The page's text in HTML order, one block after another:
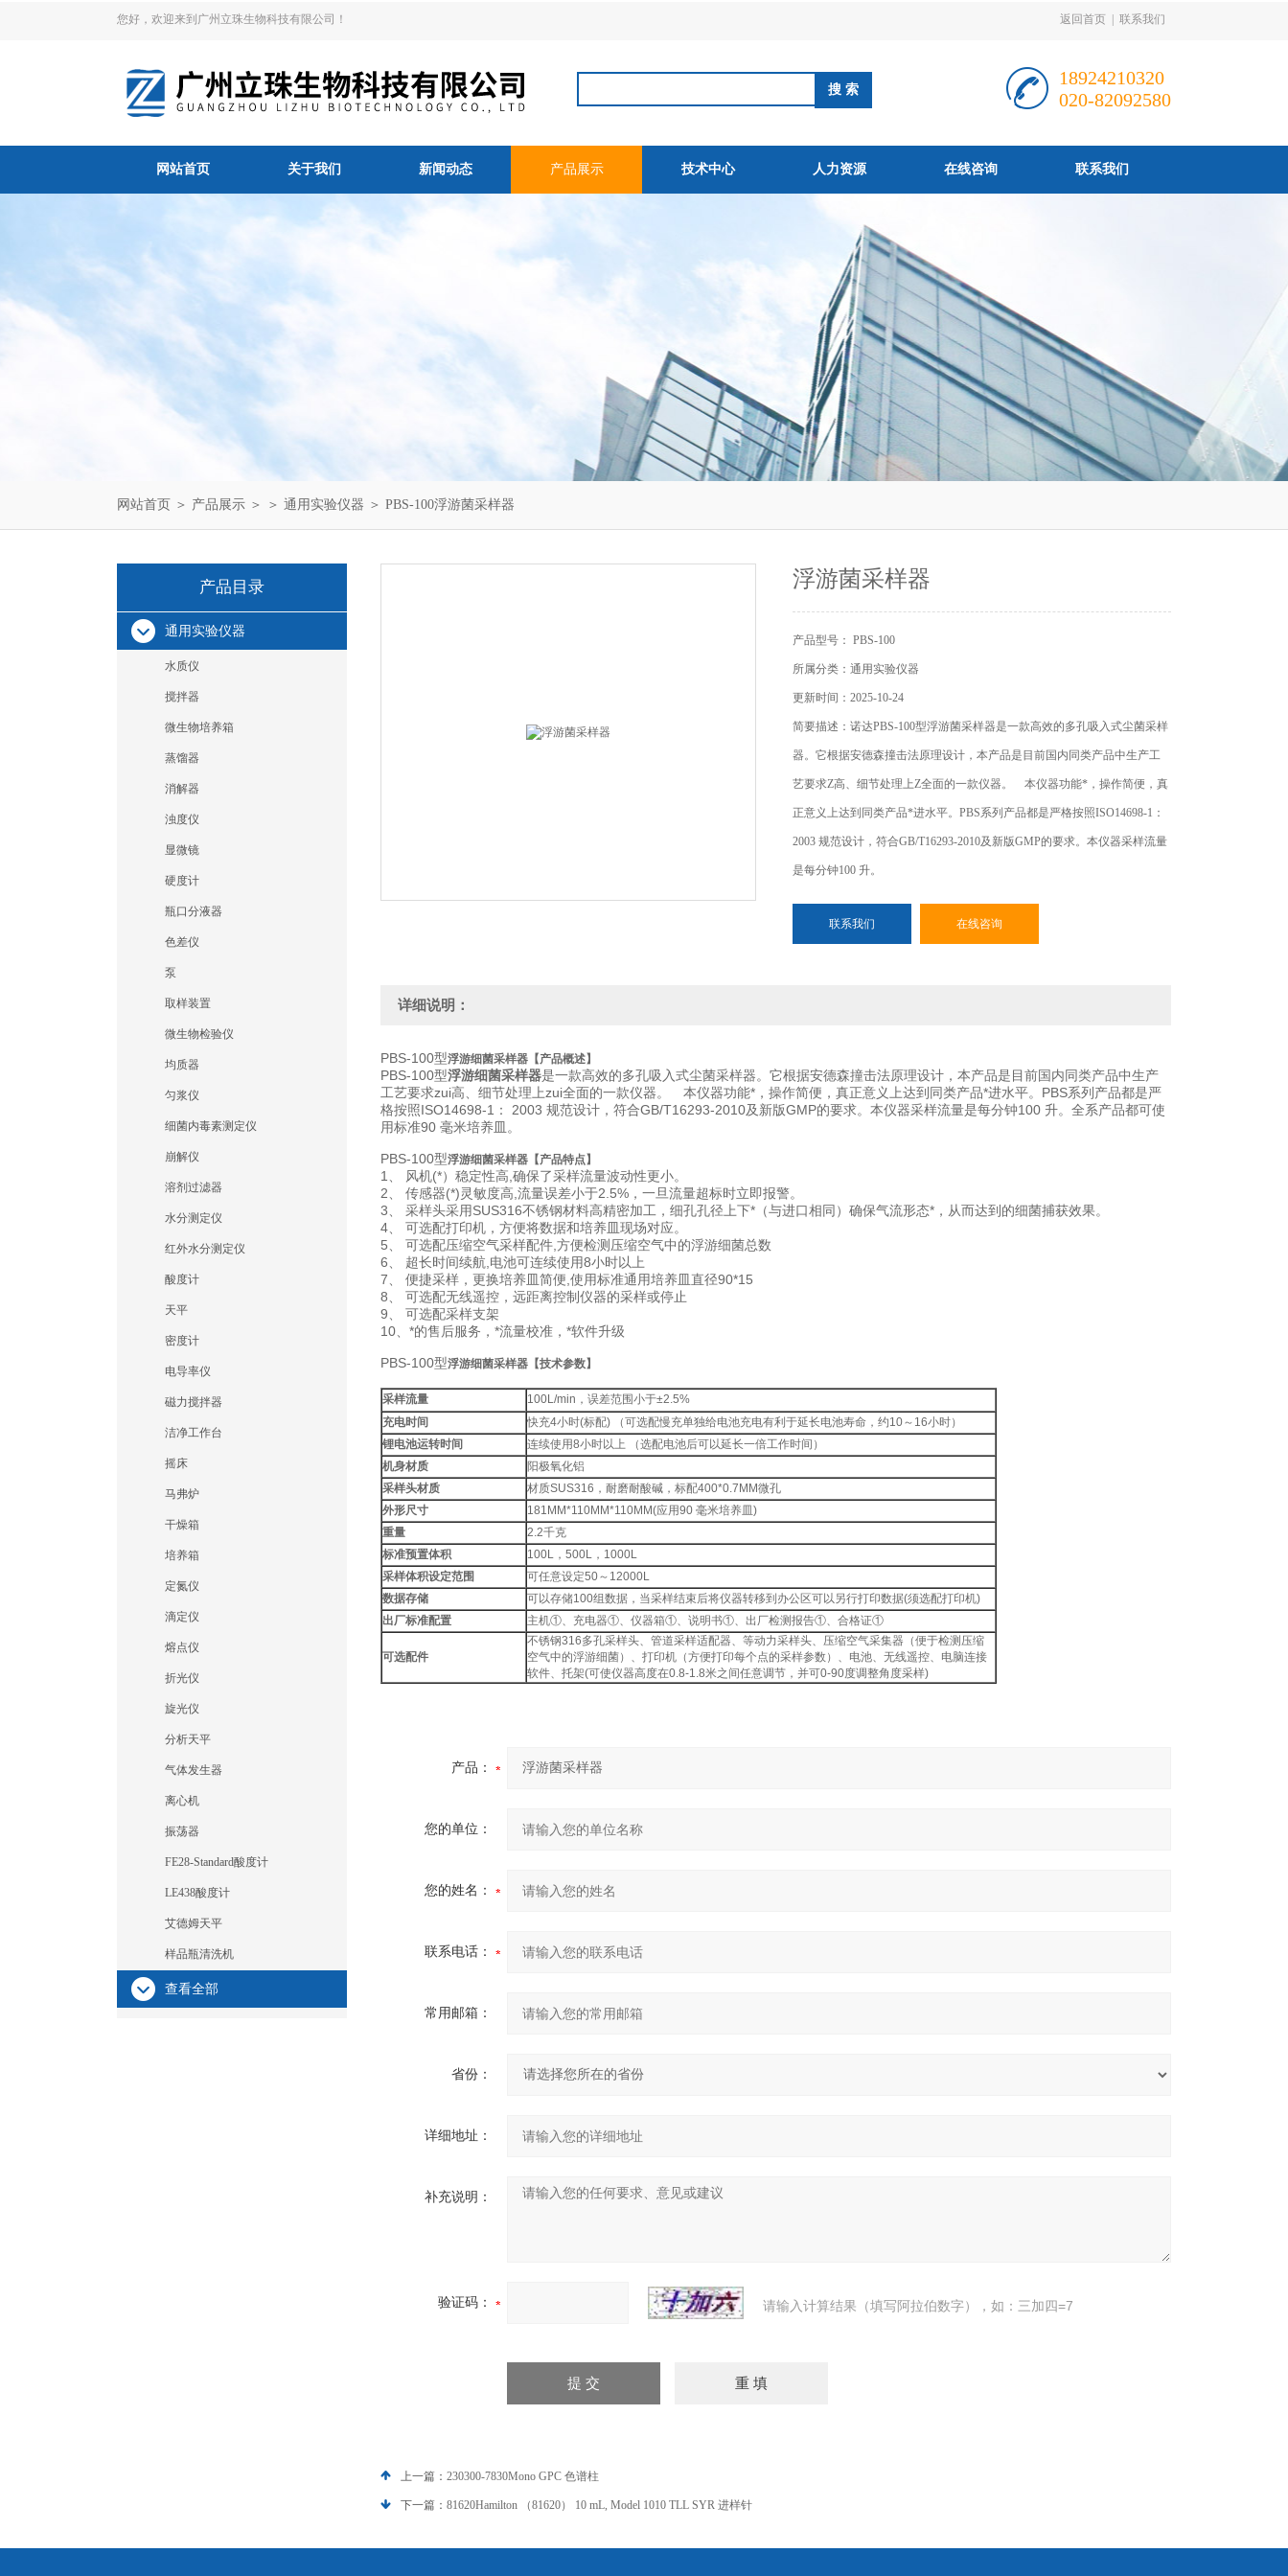
您好，欢迎来到广州立珠生物科技有限公司！ 返回首页 联系我们
18924210320
020-82092580
网站首页 关于我们 新闻动态 产品展示 技术中心 人力资源 在线咨询 联系我们
网站首页 ＞ 产品展示 ＞ ＞ 通用实验仪器 ＞ PBS-100浮游菌采样器
产品目录
通用实验仪器
水质仪
搅拌器
微生物培养箱
蒸馏器
消解器
浊度仪
显微镜
硬度计
瓶口分液器
色差仪
泵
取样装置
微生物检验仪
均质器
匀浆仪
细菌内毒素测定仪
崩解仪
溶剂过滤器
水分测定仪
红外水分测定仪
酸度计
天平
密度计
电导率仪
磁力搅拌器
洁净工作台
摇床
马弗炉
干燥箱
培养箱
定氮仪
滴定仪
熔点仪
折光仪
旋光仪
分析天平
气体发生器
离心机
振荡器
FE28-Standard酸度计
LE438酸度计
艾德姆天平
样品瓶清洗机
查看全部
浮游菌采样器
产品型号： PBS-100
所属分类：通用实验仪器
更新时间：2025-10-24
简要描述：诺达PBS-100型浮游菌采样器是一款高效的多孔吸入式尘菌采样
器。它根据安德森撞击法原理设计，本产品是目前国内同类产品中生产工
艺要求Z高、细节处理上Z全面的一款仪器。 本仪器功能*，操作简便，真
正意义上达到同类产品*进水平。PBS系列产品都是严格按照ISO14698-1：
2003 规范设计，符合GB/T16293-2010及新版GMP的要求。本仪器采样流量
是每分钟100 升。
联系我们 在线咨询
详细说明：
PBS-100型浮游细菌采样器【产品概述】
PBS-100型浮游细菌采样器是一款高效的多孔吸入式尘菌采样器。它根据安德森撞击法原理设计，本产品是目前国内同类产品中生产
工艺要求zui高、细节处理上zui全面的一款仪器。 本仪器功能*，操作简便，真正意义上达到同类产品*进水平。PBS系列产品都是严
格按照ISO14698-1： 2003 规范设计，符合GB/T16293-2010及新版GMP的要求。本仪器采样流量是每分钟100 升。全系产品都可使
用标准90 毫米培养皿。
PBS-100型浮游细菌采样器【产品特点】
1、 风机(*）稳定性高,确保了采样流量波动性更小。
2、 传感器(*)灵敏度高,流量误差小于2.5%，一旦流量超标时立即报警。
3、 采样头采用SUS316不锈钢材料高精密加工，细孔孔径上下*（与进口相同）确保气流形态*，从而达到的细菌捕获效果。
4、 可选配打印机，方便将数据和培养皿现场对应。
5、 可选配压缩空气采样配件,方便检测压缩空气中的浮游细菌总数
6、 超长时间续航,电池可连续使用8小时以上
7、 便捷采样，更换培养皿简便,使用标准通用培养皿直径90*15
8、 可选配无线遥控，远距离控制仪器的采样或停止
9、 可选配采样支架
10、*的售后服务，*流量校准，*软件升级
PBS-100型浮游细菌采样器【技术参数】
采样流量
100L/min，误差范围小于±2.5%
充电时间
快充4小时(标配) （可选配慢充单独给电池充电有利于延长电池寿命，约10～16小时）
锂电池运转时间
连续使用8小时以上 （选配电池后可以延长一倍工作时间）
机身材质
阳极氧化铝
采样头材质
材质SUS316，耐磨耐酸碱，标配400*0.7MM微孔
外形尺寸
181MM*110MM*110MM(应用90 毫米培养皿)
重量
2.2千克
标准预置体积
100L，500L，1000L
采样体积设定范围
可任意设定50～12000L
数据存储
可以存储100组数据，当采样结束后将仪器转移到办公区可以另行打印数据(须选配打印机)
出厂标准配置
主机①、充电器①、仪器箱①、说明书①、出厂检测报告①、合格证①
可选配件
不锈钢316多孔采样头、管道采样适配器、等动力采样头、压缩空气采集器（便于检测压缩
空气中的浮游细菌）、打印机（方便打印每个点的采样参数）、电池、无线遥控、电脑连接
软件、托架(可使仪器高度在0.8-1.8米之间任意调节，并可0-90度调整角度采样)
产品：
您的单位：
您的姓名：
联系电话：
常用邮箱：
省份：
详细地址：
补充说明：
验证码： 请输入计算结果（填写阿拉伯数字），如：三加四=7
上一篇： 230300-7830Mono GPC 色谱柱
下一篇： 81620Hamilton （81620） 10 mL, Model 1010 TLL SYR 进样针